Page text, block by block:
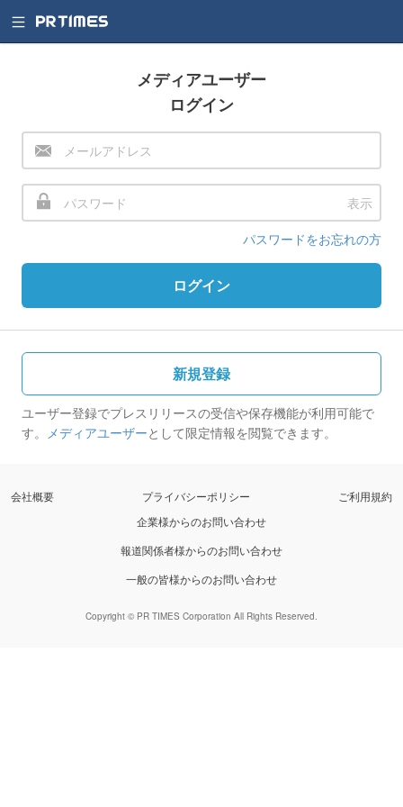
メディアユーザー
ログイン
表示
パスワードをお忘れの方
ログイン
新規登録
ユーザー登録でプレスリリースの受信や保存機能が利用可能で
す。 メディアユーザーとして限定情報を閲覧できます。
会社概要 プライバシーポリシー
ご利用規約
企業様からのお問い合わせ
報道関係者様からのお問い合わせ
一般の皆様からのお問い合わせ
Copyright © PR TIMES Corporation All Rights Reserved.